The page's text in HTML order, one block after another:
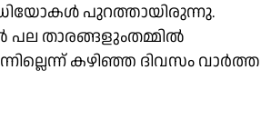
പുറത്തായിരുന്നു.
പല താരങ്ങളുംതമ്മിൽ
കഴിഞ്ഞ ദിവസം വാർത്ത